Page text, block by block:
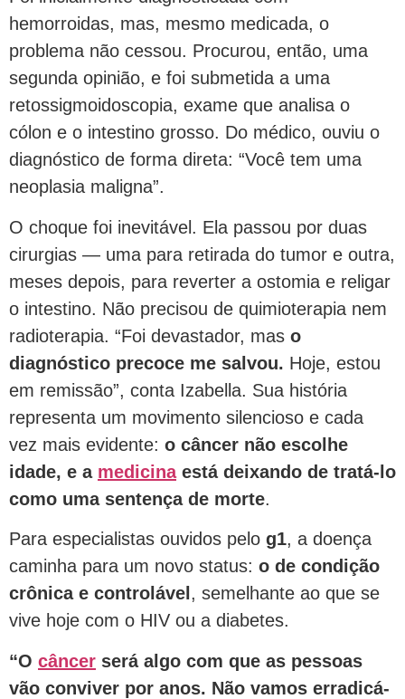
hemorroidas, mas, mesmo medicada, o
problema não cessou. Procurou, então, uma
segunda opinião, e foi submetida a uma
retossigmoidoscopia, exame que analisa o
cólon e o intestino grosso. Do médico, ouviu o
diagnóstico de forma direta: “Você tem uma
neoplasia maligna”.
O choque foi inevitável. Ela passou por duas
cirurgias — uma para retirada do tumor e outra,
meses depois, para reverter a ostomia e religar
o intestino. Não precisou de quimioterapia nem
radioterapia. “Foi devastador, mas o
diagnóstico precoce me salvou. Hoje, estou
em remissão”, conta Izabella. Sua história
representa um movimento silencioso e cada
vez mais evidente: o câncer não escolhe
idade, e a medicinaestá deixando de tratá-lo
como uma sentença de morte.
Para especialistas ouvidos pelo g1, a doença
caminha para um novo status: o de condição
crônica e controlável , semelhante ao que se
vive hoje com o HIV ou a diabetes.
“O câncer será algo com que as pessoas
vão conviver por anos. Não vamos erradicá-